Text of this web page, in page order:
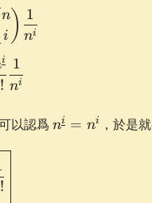
i
n ) ni
1
!
i
ni
1
以認爲 n^{\underline
ni = ni
，於是
\e =
!